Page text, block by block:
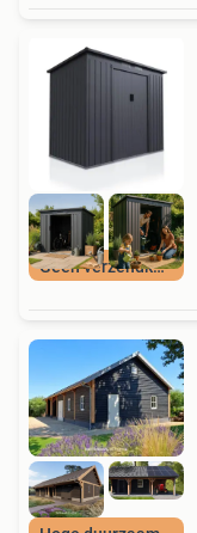
Geen verzendkosten